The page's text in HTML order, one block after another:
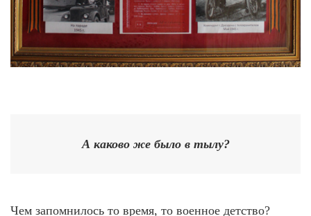
А каково же было в тылу?
Чем запомнилось то время, то военное детство?